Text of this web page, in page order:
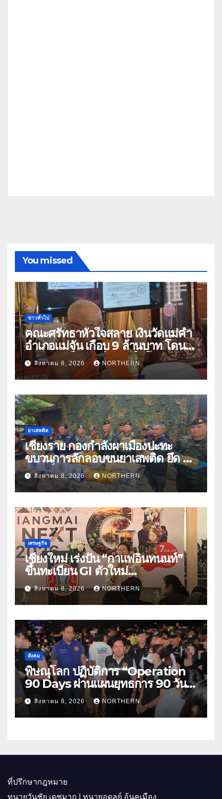
You missed
ข่าวทั่วไป
คณะศรัทธาหัวใจสลาย เงินวัดแม่คำ
อำเภอแม่จัน เกือบ 9 ล้านบาท โดน
แก๊งคอลเซ็นเตอร์หลอกให้โอนข้าม
ปีกว่า 66 บัญชี
สิงหาคม 8, 2026 NORTHERN
ยาเสพติด
เชียงราย กองกำลังผาเมืองปะทะ
ขบวนการลักลอบขนยาเสพติด ยึด 2
ล้านเม็ด
สิงหาคม 8, 2026 NORTHERN
เศรษฐกิจ
เชียงใหม่ เร่งปั้น “กาแฟอินทนนท์”
ขึ้นทะเบียน GI ตัวใหม่
“CHIANGMAI GI NEXT 2026”
ติดอาวุธผู้ประกอบการ 100 ราย ดัน
สินค้าอัตลักษณ์สู่ตลาดพรีเมียม
สิงหาคม 8, 2026 NORTHERN
สังคม
พิษณุโลก ปฏิบัติการ “Operation
90 Days ผ่านแผนยุทธการ 90 วัน
พิชิตยาเสพติด” ปราบปรามกวาดล้าง
ยาเสพติดสถานบันเทิง พบสารเสพติด
4 ราย
สิงหาคม 8, 2026 NORTHERN
ที่ปรึกษากฎหมาย
ทนายวันชัย เดชมาก | ทนายอดุลย์ อ้นคูเมือง